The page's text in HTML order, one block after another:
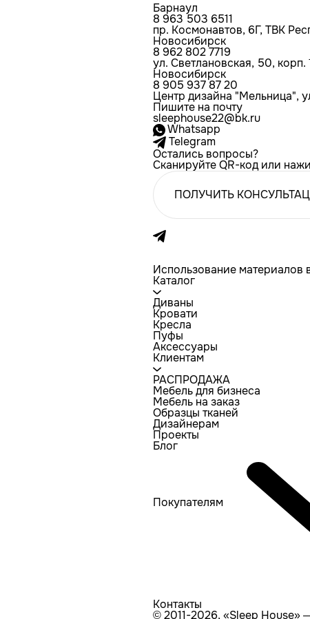
Барнаул
8 963 503 6511
пр. Космонавтов, 6Г, ТВК
Новосибирск
8 962 802 7719
ул. Светлановская, 50,
Новосибирск
8 905 937 87 20
Центр дизайна "Мельница",
Пишите на почту
sleephouse22@bk.ru
Whatsapp
Telegram
Остались вопросы?
Сканируйте QR-код или
ПОЛУЧИТЬ
Использование материалов
Каталог
Диваны
Кровати
Кресла
Пуфы
Аксессуары
Клиентам
РАСПРОДАЖА
Мебель для бизнеса
Мебель на заказ
Образцы тканей
Дизайнерам
Проекты
Блог
Покупателям
Контакты
© 2011-2026, «Sleep House»